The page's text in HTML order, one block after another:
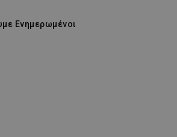
Ενημερωμένοι